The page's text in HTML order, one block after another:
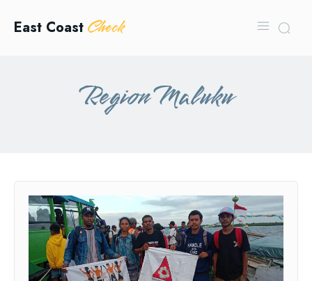
East Coast Check
Region Maluku